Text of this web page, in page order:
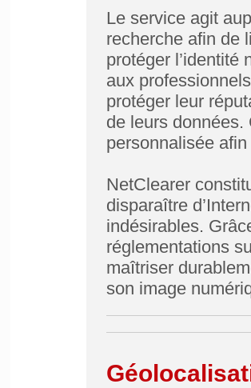
Le service agit
recherche afin de
protéger l’identité
aux
protéger leur
de leurs
personnalisée
NetClearer
disparaître
indésirables.
réglementations
maîtriser
son image